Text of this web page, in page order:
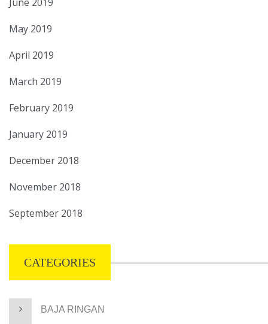
May 2019
April 2019
March 2019
February 2019
January 2019
December 2018
November 2018
September 2018
CATEGORIES
BAJA RINGAN